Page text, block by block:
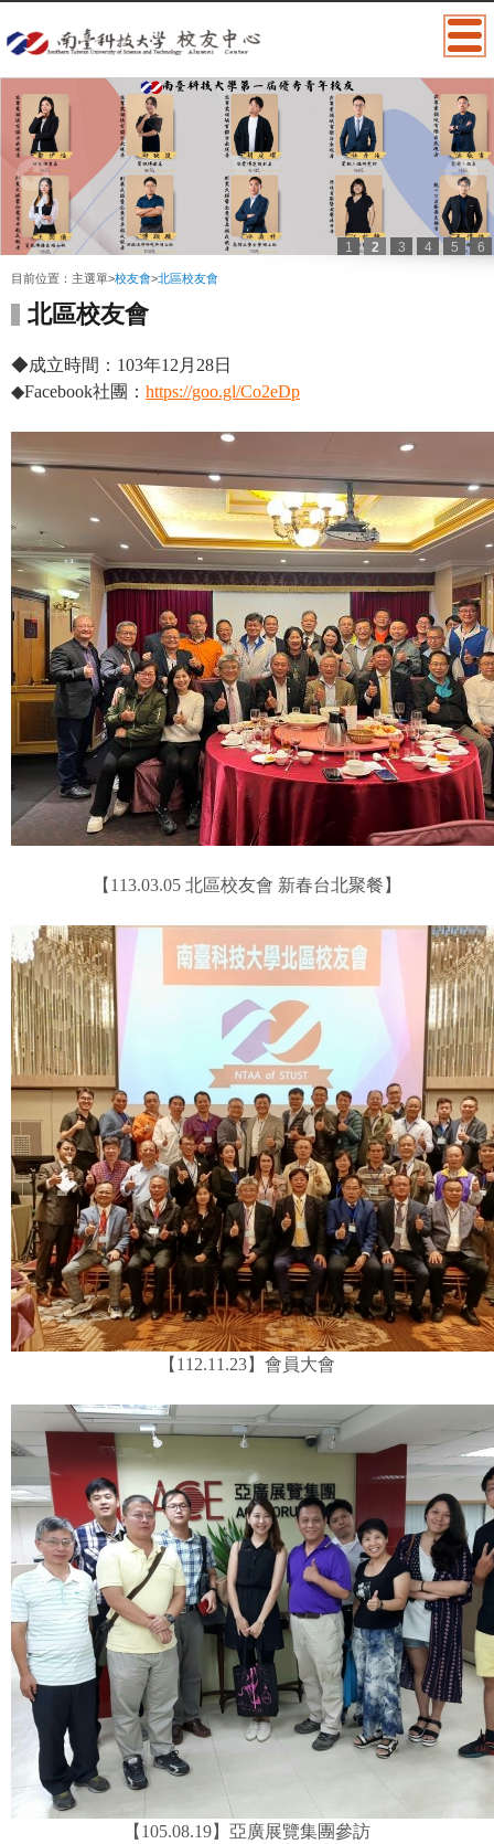
1 2 3 4 5
6
目前位置： 主選單>校友會>北區校友會
北區校友會
◆成立時間：103年12月28日
◆Facebook社團： https://goo.gl/Co2eDp
【113.03.05 北區校友會 新春台北聚餐】
【112.11.23】會員大會
【105.08.19】亞廣展覽集團參訪